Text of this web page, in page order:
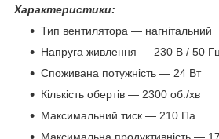
Характеристики:
Тип вентилятора — нагнітальний
Напруга живлення — 230 В / 50
Споживана потужність — 24 Вт
Кількість обертів — 2300 об./хв
Максимальний тиск — 210 Па